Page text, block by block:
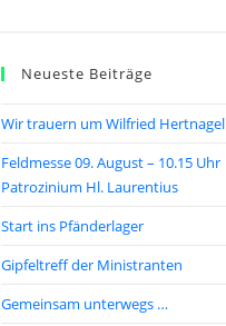
Neueste Beiträge
Wir trauern um Wilfried Hertnagel
Feldmesse 09. August – 10.15 Uhr
Patrozinium Hl. Laurentius
Start ins Pfänderlager
Gipfeltreff der Ministranten
Gemeinsam unterwegs …